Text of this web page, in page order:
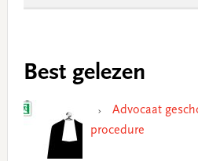
Best gelezen
Advocaat
procedure